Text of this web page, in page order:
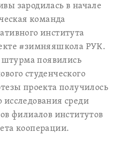
зародилась в начале
команда
института
#зимняяшкола РУК.
штурма появились
студенческого
проекта получилось
среди
филиалов институтов
кооперации.